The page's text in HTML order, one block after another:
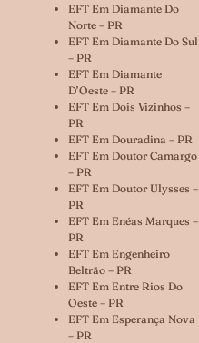
EFT Em Diamante Do
Norte – PR
EFT Em Diamante Do Sul
– PR
EFT Em Diamante
D’Oeste – PR
EFT Em Dois Vizinhos –
PR
EFT Em Douradina – PR
EFT Em Doutor Camargo
– PR
EFT Em Doutor Ulysses –
PR
EFT Em Enéas Marques –
PR
EFT Em Engenheiro
Beltrão – PR
EFT Em Entre Rios Do
Oeste – PR
EFT Em Esperança Nova
– PR